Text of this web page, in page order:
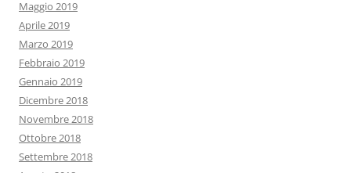
Maggio 2019
Aprile 2019
Marzo 2019
Febbraio 2019
Gennaio 2019
Dicembre 2018
Novembre 2018
Ottobre 2018
Settembre 2018